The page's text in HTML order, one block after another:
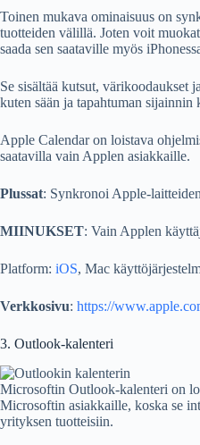
Toinen mukava ominaisuus on
tuotteiden välillä. Joten voit
saada sen saataville myös
Se sisältää kutsut, värikoodaukset
kuten sään ja tapahtuman sijainnin
Apple Calendar on loistava
saatavilla vain Applen asiakkaille.
Plussat: Synkronoi Apple-
MIINUKSET: Vain Applen
Platform: iOS, Mac
Verkkosivu: https://
3. Outlook-kalenteri
Microsoftin Outlook-kalenteri on
Microsoftin asiakkaille, koska se
yrityksen tuotteisiin.